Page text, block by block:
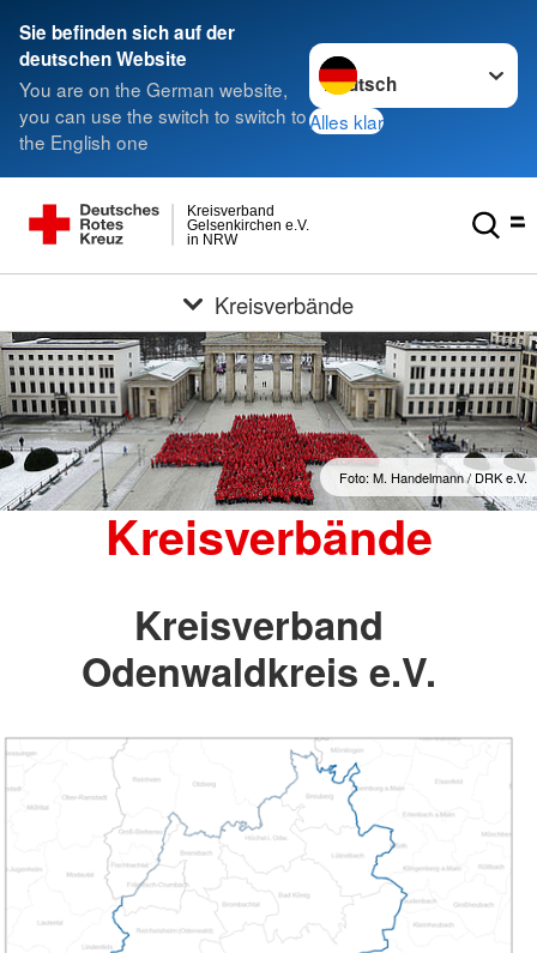
Sie befinden sich auf der
deutschen Website
You are on the German website,
you can use the switch to switch to
the English one
Sprache wechseln zu
Alles klar
in NRW
Gelsenkirchen e.V.
Kreisverband
Kreisverbände
Foto: M. Handelmann / DRK e.V.
Kreisverbände
Kreisverband
Odenwaldkreis e.V.